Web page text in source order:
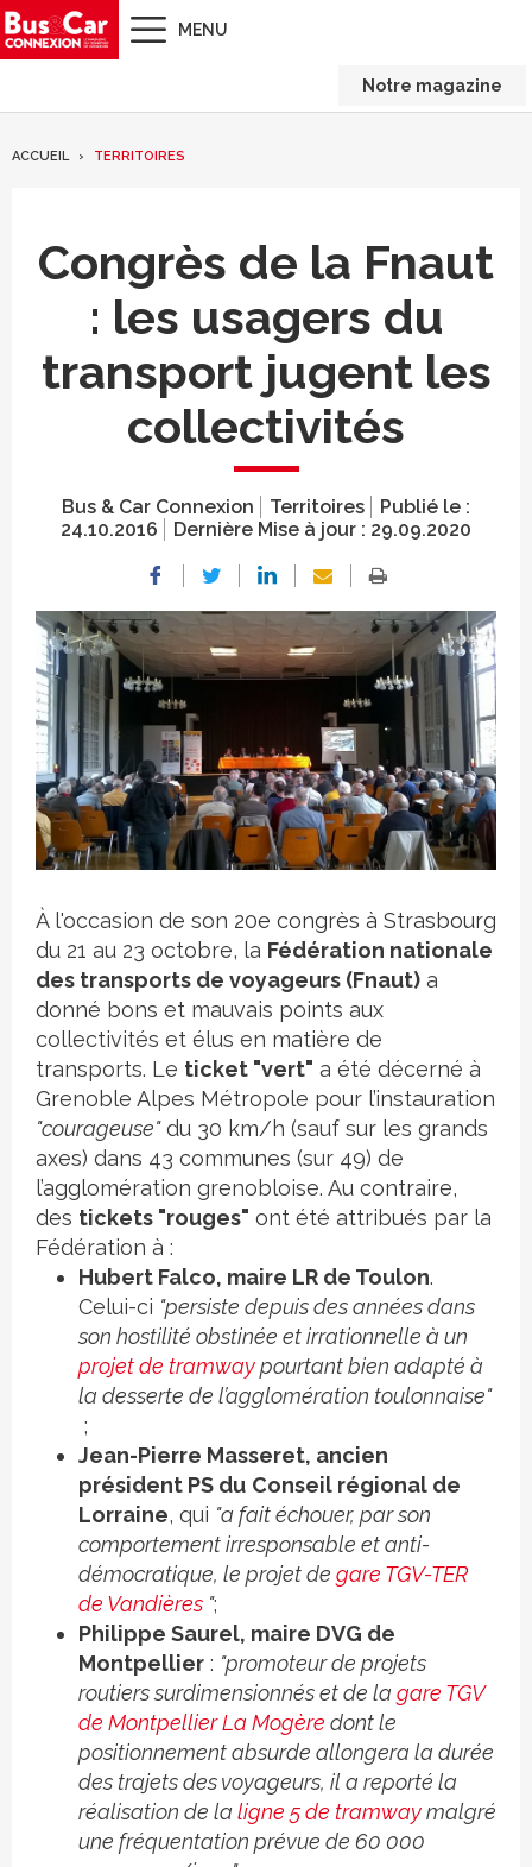
MENU
Notre magazine
ACCUEIL TERRITOIRES
Congrès de la Fnaut
: les usagers du
transport jugent les
collectivités
Bus & Car Connexion Territoires
Publié le :
24.10.2016
Dernière Mise à jour : 29.09.2020
Crédit photo
À l'occasion de son 20e congrès à Strasbourg
du 21 au 23 octobre, la Fédération nationale
des transports de voyageurs (Fnaut) a
donné bons et mauvais points aux
collectivités et élus en matière de
transports. Le ticket "vert" a été décerné à
Grenoble Alpes Métropole pour l’instauration
"courageuse"du 30 km/h (sauf sur les grands
axes) dans 43 communes (sur 49) de
l’agglomération grenobloise. Au contraire,
des tickets "rouges" ont été attribués par la
Fédération à :
Hubert Falco, maire LR de Toulon.
Celui-ci "persiste depuis des années dans
son hostilité obstinée et irrationnelle à un
projet de tramwaypourtant bien adapté à
la desserte de l’agglomération toulonnaise"
;
Jean-Pierre Masseret, ancien
président PS du Conseil régional de
Lorraine, qui "a fait échouer, par son
comportement irresponsable et anti-
démocratique, le projet de gare TGV-TER
de Vandières ";
Philippe Saurel, maire DVG de
Montpellier : "promoteur de projets
routiers surdimensionnés et de la gare TGV
de Montpellier La Mogère dont le
positionnement absurde allongera la durée
des trajets des voyageurs, il a reporté la
réalisation de la ligne 5 de tramwaymalgré
une fréquentation prévue de 60 000